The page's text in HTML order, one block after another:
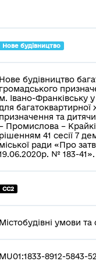
Нове будівництво
Нове будівництво
громадського
м. Івано-Франківську
для
призначення та
Промислова –
рішенням 41 сесії 7
міської ради «Про
№ 183-
СС2
Містобудівні умови
MU01:1833-8912-5843-